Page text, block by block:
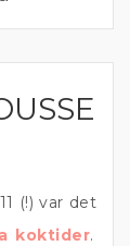
(!) var det
koktider.